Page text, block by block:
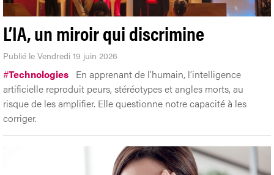
L’IA, un miroir qui discrimine
Publié le Vendredi 19 juin 2026
#Technologies En apprenant de l’humain, l’intelligence
artificielle reproduit peurs, stéréotypes et angles morts, au
risque de les amplifier. Elle questionne notre capacité à les
corriger.